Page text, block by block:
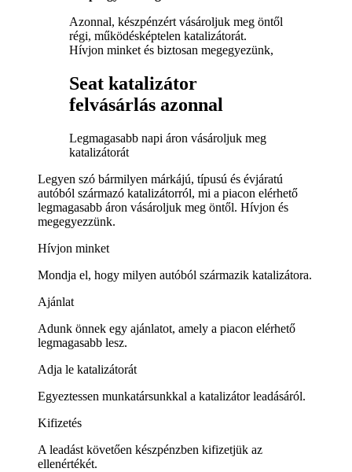
Azonnal, készpénzért vásároljuk meg öntől
régi, működésképtelen katalizátorát.
Hívjon minket és biztosan megegyezünk,
Seat katalizátor
felvásárlás azonnal
Legmagasabb napi áron vásároljuk meg
katalizátorát
Legyen szó bármilyen márkájú, típusú és évjáratú
autóból származó katalizátorról, mi a piacon elérhető
legmagasabb áron vásároljuk meg öntől. Hívjon és
megegyezzünk.
Hívjon minket
Mondja el, hogy milyen autóból származik katalizátora.
Ajánlat
Adunk önnek egy ajánlatot, amely a piacon elérhető
legmagasabb lesz.
Adja le katalizátorát
Egyeztessen munkatársunkkal a katalizátor leadásáról.
Kifizetés
A leadást követően készpénzben kifizetjük az
ellenértékét.